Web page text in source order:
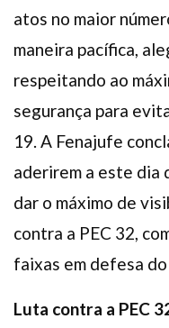
atos no maior
maneira pacífica,
respeitando ao
segurança para
19. A Fenajufe
aderirem a este dia
dar o máximo de
contra a PEC 32,
faixas em defesa
Luta contra a PEC